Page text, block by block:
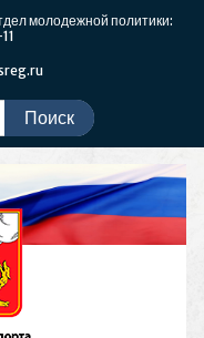
молодежной политики: